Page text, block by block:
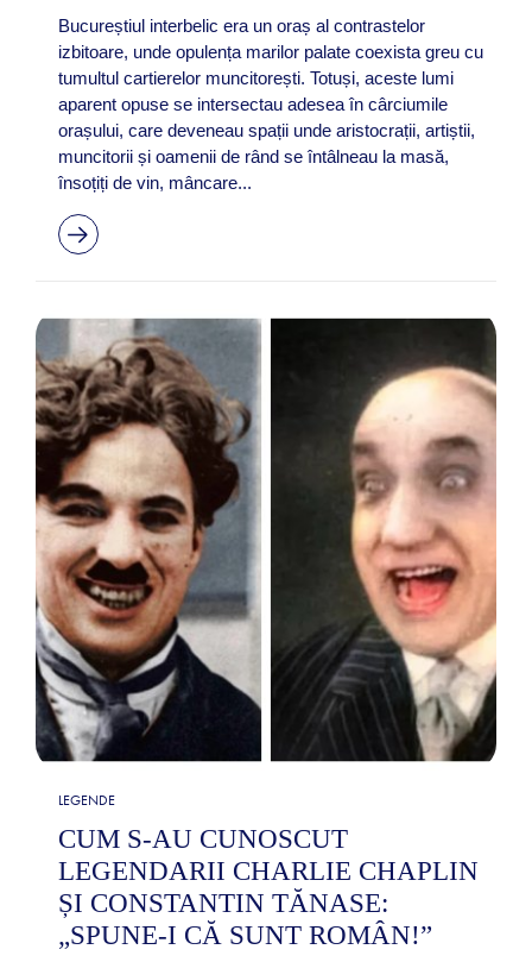
Bucureștiul interbelic era un oraș al contrastelor
izbitoare, unde opulența marilor palate coexista greu cu
tumultul cartierelor muncitorești. Totuși, aceste lumi
aparent opuse se intersectau adesea în cârciumile
orașului, care deveneau spații unde aristocrații, artiștii,
muncitorii și oamenii de rând se întâlneau la masă,
însoțiți de vin, mâncare...
LEGENDE
CUM S-AU CUNOSCUT
LEGENDARII CHARLIE CHAPLIN
ȘI CONSTANTIN TĂNASE:
„SPUNE-I CĂ SUNT ROMÂN!”